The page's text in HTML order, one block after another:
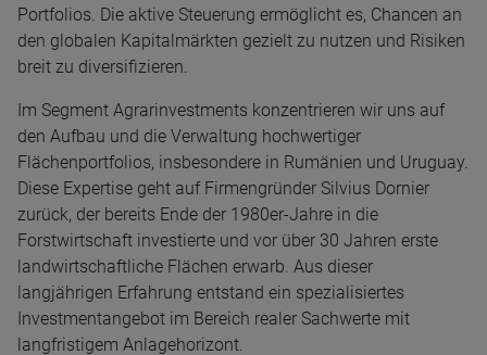
Portfolios. Die aktive Steuerung ermöglicht es, Chancen an
den globalen Kapitalmärkten gezielt zu nutzen und Risiken
breit zu diversifizieren.
Im Segment Agrarinvestments konzentrieren wir uns auf
den Aufbau und die Verwaltung hochwertiger
Flächenportfolios, insbesondere in Rumänien und Uruguay.
Diese Expertise geht auf Firmengründer Silvius Dornier
zurück, der bereits Ende der 1980er-Jahre in die
Forstwirtschaft investierte und vor über 30 Jahren erste
landwirtschaftliche Flächen erwarb. Aus dieser
langjährigen Erfahrung entstand ein spezialisiertes
Investmentangebot im Bereich realer Sachwerte mit
langfristigem Anlagehorizont.